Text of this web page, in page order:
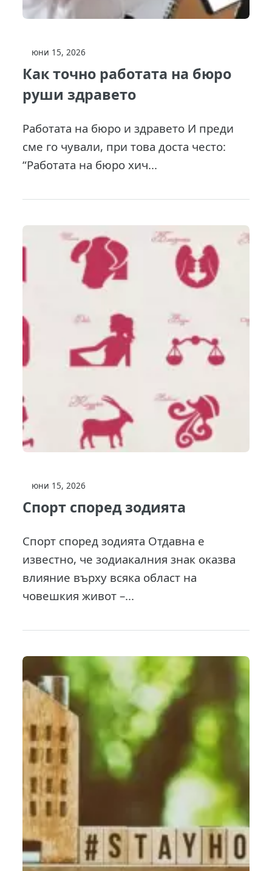
юни 15, 2026
Как точно работата на бюро
руши здравето
Работата на бюро и здравето И преди
сме го чували, при това доста често:
“Работата на бюро хич...
юни 15, 2026
Спорт според зодията
Спорт според зодията Отдавна е
известно, че зодиакалния знак оказва
влияние върху всяка област на
човешкия живот –...